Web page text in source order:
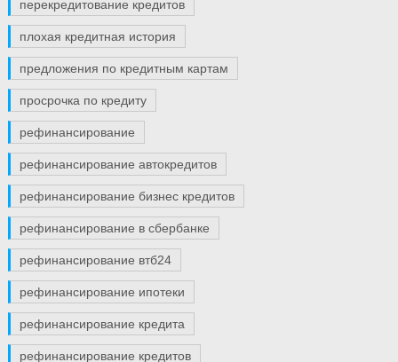
перекредитование кредитов
плохая кредитная история
предложения по кредитным картам
просрочка по кредиту
рефинансирование
рефинансирование автокредитов
рефинансирование бизнес кредитов
рефинансирование в сбербанке
рефинансирование втб24
рефинансирование ипотеки
рефинансирование кредита
рефинансирование кредитов